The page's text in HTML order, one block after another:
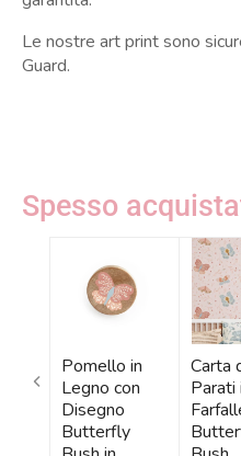
Le nostre art print sono
Guard.
Spesso
Pomello in
Legno con
Disegno
Butterfly
Carta
Parati